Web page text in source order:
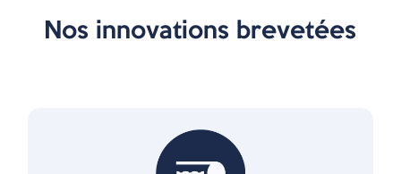
Nos innovations brevetées